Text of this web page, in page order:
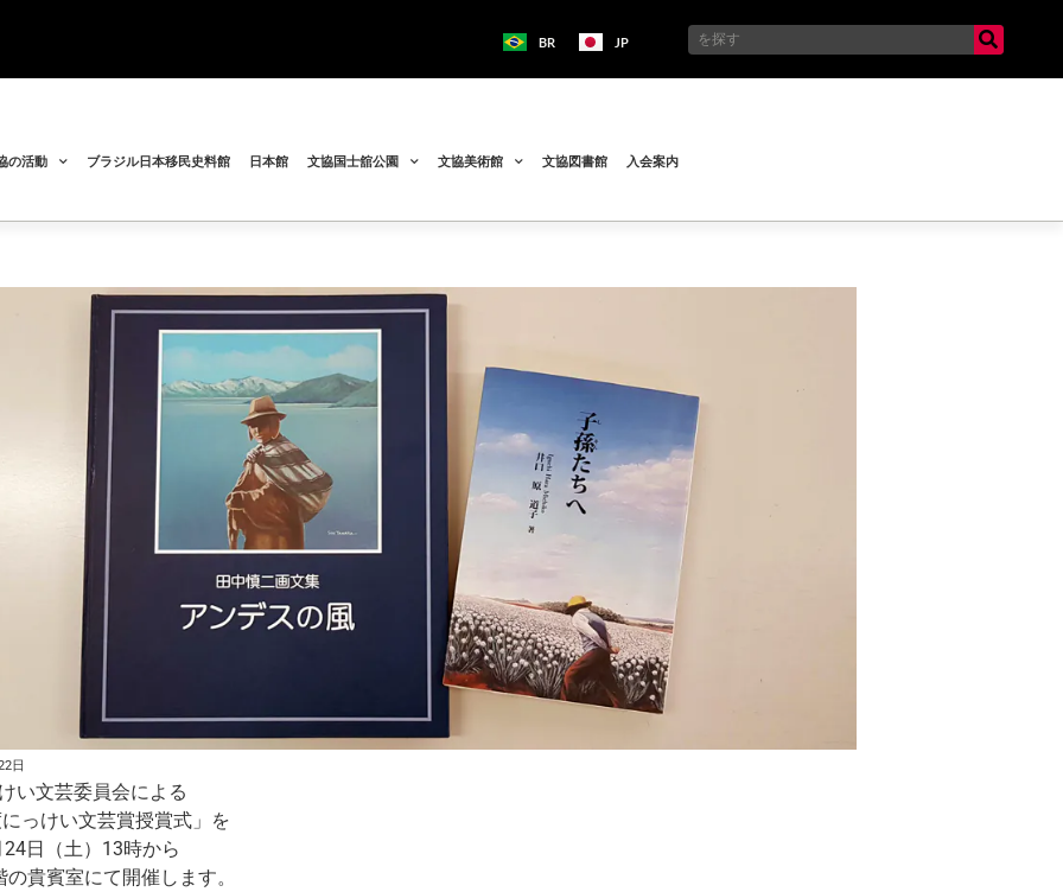
BR JP
の活動 ブラジル日本移民史料館 日本館 文協国士舘公園 文協美術館 文協図書館 入会案内
日
い文芸委員会による
っけい文芸賞授賞式」を
日（土）13時から
貴賓室にて開催します。